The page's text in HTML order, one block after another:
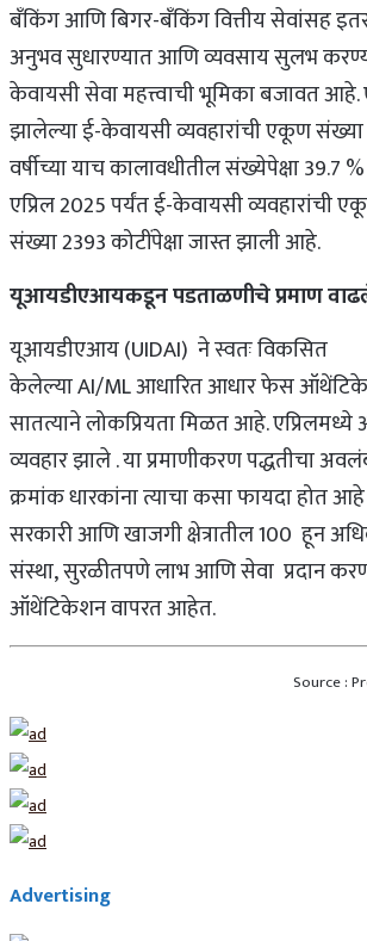
बँकिंग आणि बिगर-बँकिंग वित्तीय सेवांसह इतर
अनुभव सुधारण्यात आणि व्यवसाय सुलभ
केवायसी सेवा महत्त्वाची भूमिका बजावत
झालेल्या ई-केवायसी व्यवहारांची एकूण संख्या
वर्षीच्या याच कालावधीतील संख्येपेक्षा 39.7
एप्रिल 2025 पर्यंत ई-केवायसी व्यवहारांची
संख्या 2393 कोटींपेक्षा जास्त झाली आहे.
यूआयडीएआयकडून पडताळणीचे प्रमाण
यूआयडीएआय (UIDAI) ने स्वतः विकसित
केलेल्या AI/ML आधारित आधार फेस
सातत्याने लोकप्रियता मिळत आहे.
व्यवहार झाले . या प्रमाणीकरण पद्धतीचा
क्रमांक धारकांना त्याचा कसा फायदा होत
सरकारी आणि खाजगी क्षेत्रातील 100 हून
संस्था, सुरळीतपणे लाभ आणि सेवा प्रदान
ऑथेंटिकेशन वापरत आहेत.
Source :
Advertising